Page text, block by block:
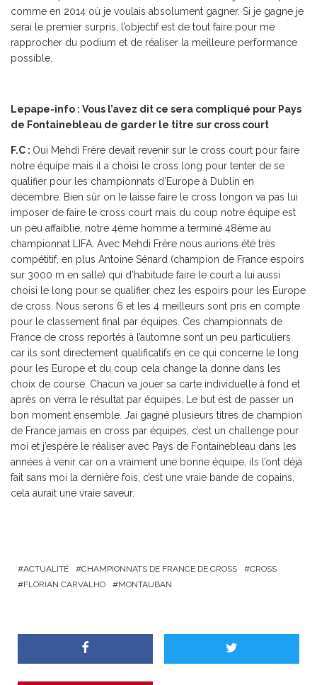
comme en 2014 où je voulais absolument gagner. Si je gagne je
serai le premier surpris, l’objectif est de tout faire pour me
rapprocher du podium et de réaliser la meilleure performance
possible.
Lepape-info : Vous l’avez dit ce sera compliqué pour Pays
de Fontainebleau de garder le titre sur cross court
F.C : Oui Mehdi Frère devait revenir sur le cross court pour faire
notre équipe mais il a choisi le cross long pour tenter de se
qualifier pour les championnats d’Europe à Dublin en
décembre. Bien sûr on le laisse faire le cross longon va pas lui
imposer de faire le cross court mais du coup notre équipe est
un peu affaiblie, notre 4ème homme a terminé 48ème au
championnat LIFA. Avec Mehdi Frère nous aurions été très
compétitif, en plus Antoine Sénard (champion de France espoirs
sur 3000 m en salle) qui d’habitude faire le court a lui aussi
choisi le long pour se qualifier chez les espoirs pour les Europe
de cross. Nous serons 6 et les 4 meilleurs sont pris en compte
pour le classement final par équipes. Ces championnats de
France de cross reportés à l’automne sont un peu particuliers
car ils sont directement qualificatifs en ce qui concerne le long
pour les Europe et du coup cela change la donne dans les
choix de course. Chacun va jouer sa carte individuelle à fond et
après on verra le résultat par équipes. Le but est de passer un
bon moment ensemble. J’ai gagné plusieurs titres de champion
de France jamais en cross par équipes, c’est un challenge pour
moi et j’espère le réaliser avec Pays de Fontainebleau dans les
années à venir car on a vraiment une bonne équipe, ils l’ont déjà
fait sans moi la dernière fois, c’est une vraie bande de copains,
cela aurait une vraie saveur.
ACTUALITÉ CHAMPIONNATS DE FRANCE DE CROSS
CROSS
FLORIAN CARVALHO
MONTAUBAN